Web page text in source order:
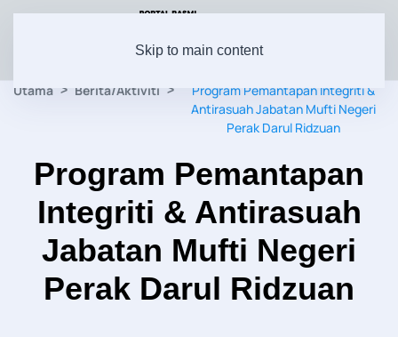
Skip to main content
Utama Berita/Aktiviti
Program Pemantapan Integriti &
Antirasuah Jabatan Mufti Negeri
Perak Darul Ridzuan
Program Pemantapan
Integriti & Antirasuah
Jabatan Mufti Negeri
Perak Darul Ridzuan